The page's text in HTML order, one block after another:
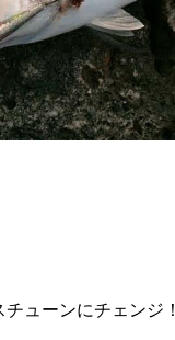
ューンにチェンジ！